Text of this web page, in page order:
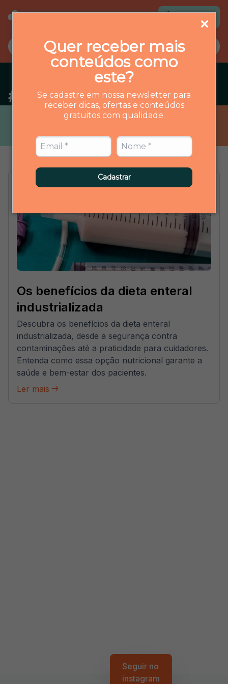
Quer receber mais
conteúdos como
este?
Se cadastre em nossa newsletter para
receber dicas, ofertas e conteúdos
gratuitos com qualidade.
Cadastrar
# saude-do-paciente
Os benefícios da dieta enteral
industrializada
Descubra os benefícios da dieta enteral
industrializada, desde a segurança contra
contaminações até a praticidade para cuidadores.
Entenda como essa opção nutricional garante a
saúde e bem-estar dos pacientes.
Ler mais
Seguir no
instagram